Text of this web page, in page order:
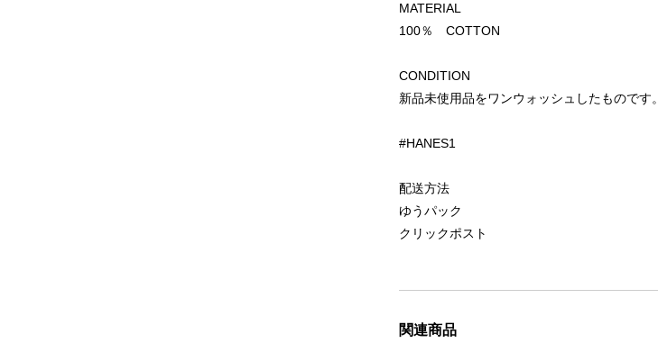
MATERIAL
100％ COTTON
CONDITION
新品未使用品をワンウォッシュしたものです。
#HANES1
配送方法
ゆうパック
クリックポスト
関連商品